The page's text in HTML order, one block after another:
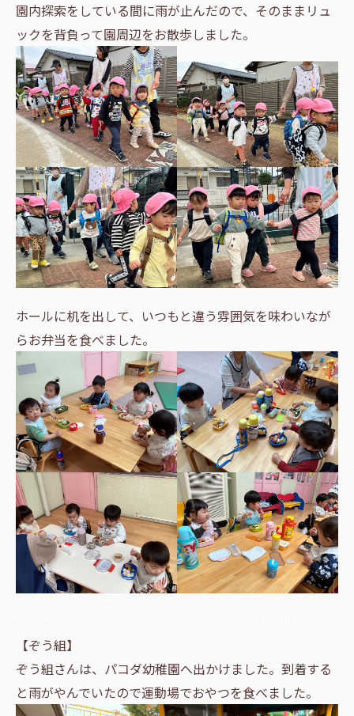
園内探索をしている間に雨が止んだので、そのままリュ
ックを背負って園周辺をお散歩しました。
ホールに机を出して、いつもと違う雰囲気を味わいなが
らお弁当を食べました。
【ぞう組】
ぞう組さんは、パコダ幼稚園へ出かけました。到着する
と雨がやんでいたので運動場でおやつを食べました。